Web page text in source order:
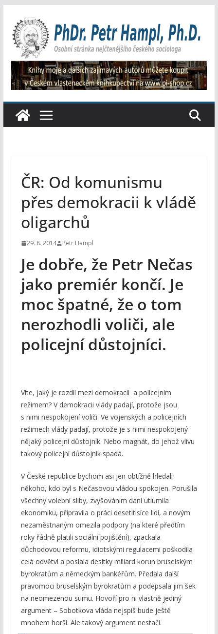
obsah
ČR: Od komunismu
přes demokracii k vládě
oligarchů
29. 8. 2014 Petr Hampl
Je dobře, že Petr Nečas
jako premiér končí. Je
moc špatné, že o tom
nerozhodli voliči, ale
policejní důstojníci.
Víte, jaký je rozdíl mezi demokracií a policejním
režimem? V demokracii vlády padají, protože jsou
s nimi nespokojení voliči. Ve vojenských a policejních
režimech vlády padají, protože je s nimi nespokojený
nějaký policejní důstojník. Nebo magnát, do jehož vlivu
takový policejní důstojník spadá.
V České republice bychom asi jen obtížně hledali
někoho, kdo byl s Nečasovou vládou spokojen. Porušila
všechny volební sliby, zvyšováním daní utlumila
ekonomiku, připravila o práci desetitisíce lidí, a novým
nezaměstnaným omezila podpory (na které předtím
roky řádně platili sociální pojištění), zpackala
důchodovou reformu, idiotskými regulacemi poškodila
celá odvětví a poslala desítky miliard korun bruselským
byrokratům a německým bankéřům. Předala další
pravomoci bruselským byrokratům a podepsala jim šek
na neomezenou sumu. Hovoří pro ni vlastně jediný
argument – Sobotkova vláda nejspíš bude ještě
mnohem horší. Ale takový argument nestačí.